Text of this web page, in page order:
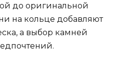
до оригинальной
на кольце добавляют
а выбор камней